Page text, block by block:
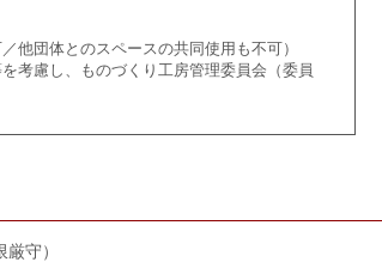
他団体とのスペースの共同使用も不可）
考慮し、ものづくり工房管理委員会（委員
守）